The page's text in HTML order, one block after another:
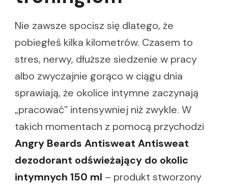
Nie zawsze spocisz się dlatego, że
pobiegłeś kilka kilometrów. Czasem to
stres, nerwy, dłuższe siedzenie w pracy
albo zwyczajnie gorąco w ciągu dnia
sprawiają, że okolice intymne zaczynają
„pracować” intensywniej niż zwykle. W
takich momentach z pomocą przychodzi
Angry Beards Antisweat Antisweat
dezodorant odświeżający do okolic
intymnych 150 ml – produkt stworzony